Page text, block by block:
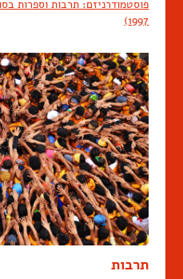
1997)
תרבות